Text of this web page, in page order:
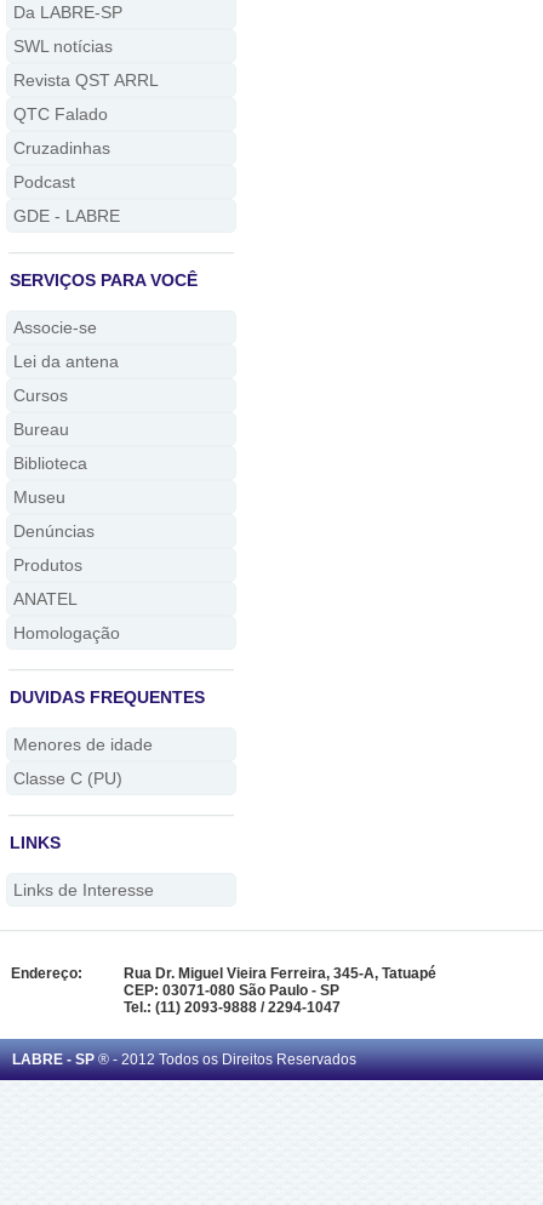
Da LABRE-SP
SWL notícias
Revista QST ARRL
QTC Falado
Cruzadinhas
Podcast
GDE - LABRE
SERVIÇOS PARA VOCÊ
Associe-se
Lei da antena
Cursos
Bureau
Biblioteca
Museu
Denúncias
Produtos
ANATEL
Homologação
DUVIDAS FREQUENTES
Menores de idade
Classe C (PU)
LINKS
Links de Interesse
Endereço:
Rua Dr. Miguel Vieira Ferreira, 345-A, Tatuapé
CEP: 03071-080 São Paulo - SP
Tel.: (11) 2093-9888 / 2294-1047
LABRE - SP® - 2012 Todos os Direitos Reservados